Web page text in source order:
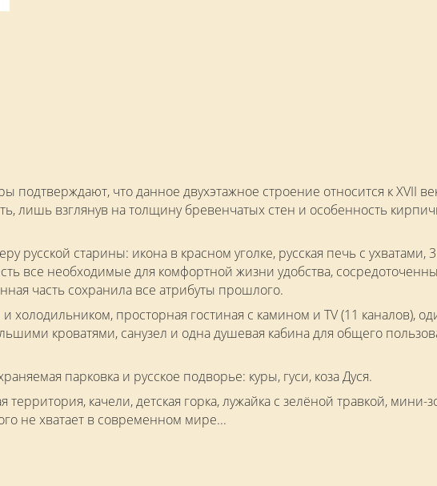
подтверждают, что данное двухэтажное строение относится к XVII
лишь взглянув на толщину бревенчатых стен и особенность
русской старины: икона в красном уголке, русская печь с
все необходимые для комфортной жизни удобства,
часть сохранила все атрибуты прошлого.
холодильником, просторная гостиная с камином и TV (11 каналов),
кроватями, санузел и одна душевая кабина для общего
парковка и русское подворье: куры, гуси, коза Дуся.
территория, качели, детская горка, лужайка с зелёной травкой,
не хватает в современном мире...